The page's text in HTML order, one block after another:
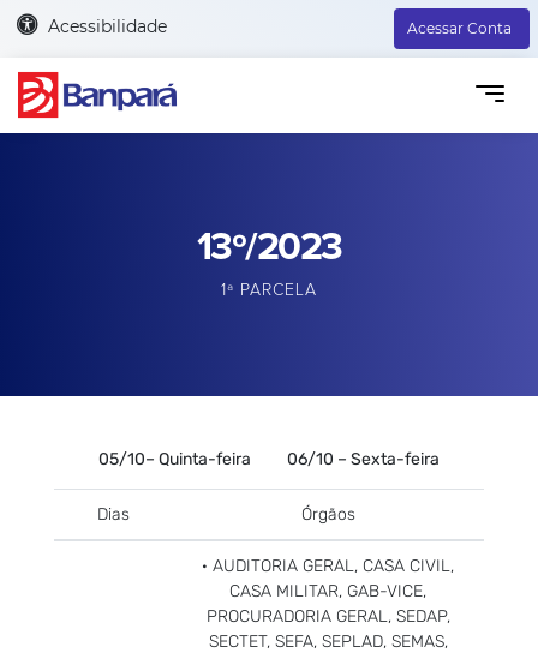
Acessibilidade Acessar Conta
13º/2023
1ª PARCELA
05/10– Quinta-feira 06/10 – Sexta-feira
Dias Órgãos
· AUDITORIA GERAL, CASA CIVIL,
CASA MILITAR, GAB-VICE,
PROCURADORIA GERAL, SEDAP,
SECTET, SEFA, SEPLAD, SEMAS,